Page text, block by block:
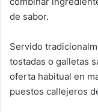
de sabor.
Servido
tostadas o galletas
oferta habitual en
puestos callejeros